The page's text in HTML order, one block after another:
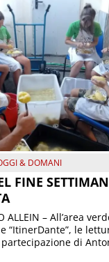
& DOMANI
FINE
ALLEIN – All’area
“ItinerDante”, le
di